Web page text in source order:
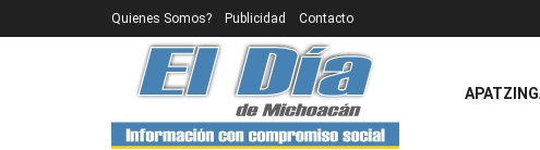
Quienes Somos? Publicidad Contacto